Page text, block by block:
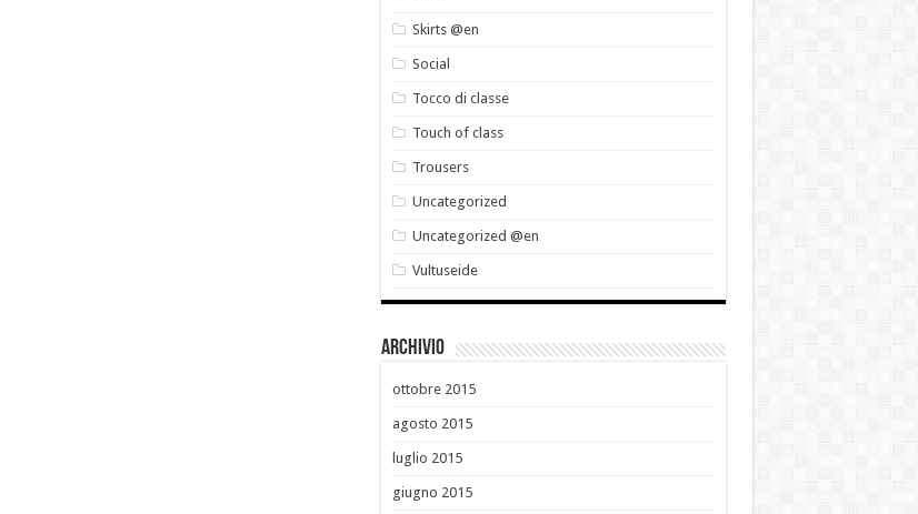
Skirts @en
Social
Tocco di classe
Touch of class
Trousers
Uncategorized
Uncategorized @en
Vultuseide
Archivio
ottobre 2015
agosto 2015
luglio 2015
giugno 2015